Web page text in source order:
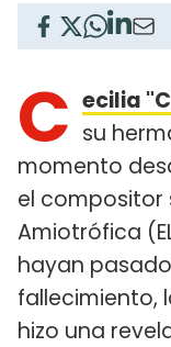
C ecilia
su
momento
el compositor
Amiotrófica
hayan
fallecimiento,
hizo una